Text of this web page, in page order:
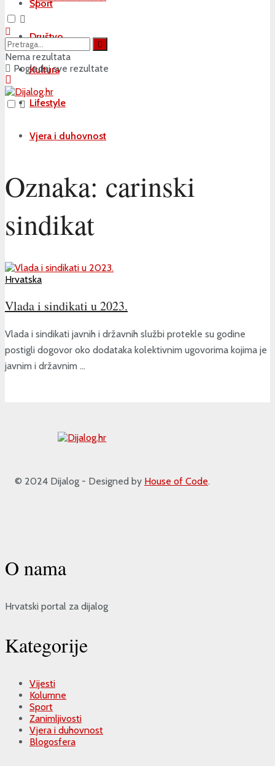
Sport
Društvo
Kultura
Lifestyle
Vjera i duhovnost
Nema rezultata
Pogledaj sve rezultate
Oznaka: carinski
sindikat
Hrvatska
Vlada i sindikati u 2023.
Vlada i sindikati javnih i državnih službi protekle su godine
postigli dogovor oko dodataka kolektivnim ugovorima kojima je
javnim i državnim ...
© 2024 Dijalog - Designed by House of Code.
O nama
Hrvatski portal za dijalog
Kategorije
Vijesti
Kolumne
Sport
Zanimljivosti
Vjera i duhovnost
Blogosfera